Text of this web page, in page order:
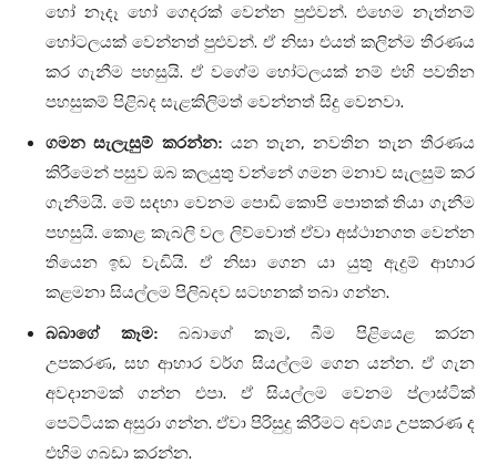
හෝ නෑදෑ හෝ ගෙදරක් වෙන්න පුළුවන්. එහෙම නැත්නම්
හෝටලයක් වෙන්නත් පුළුවන්.ඒ නිසා එයත් කලින්ම තීරණය
කර ගැනීම පහසුයි. ඒ වගේම හෝටලයක් නම් එහි පවතින
පහසුකම් පිළිබද සැළකිලිමත් වෙන්නත් සිදු වෙනවා.
ගමන සැලැසුම් කරන්න: යන තැන,නවතින තැන තීරණය
කිරීමෙන් පසුව ඔබ කලයුතු වන්නේ ගමන මනාව සැලසුම් කර
ගැනීමයි. මේ සදහා වෙනම පොඩි කොපි පොතක් තියා ගැනීම
පහසුයි.කොළ කැබලි වල ලිව්වොත් ඒවා අස්ථානගත වෙන්න
තියෙන ඉඩ වැඩියි. ඒ නිසා ගෙන යා යුතු ඇදුම් ආහාර
කළමනා සියල්ලම පිලිබදව සටහනක් තබා ගන්න.
බබාගේ කෑම: බබාගේ කෑම, බීම පිළියෙළ කරන
උපකරණ, සහ ආහාර වර්ග සියල්ලම ගෙන යන්න. ඒ ගැන
අවදානමක් ගන්න එපා. ඒ සියල්ලම වෙනම ප්ලාස්ටික්
පෙට්ටියක අසුරා ගන්න. ඒවා පිරිසුදු කිරීමට අවශ්‍ය උපකරණ ද
එහිම ගබඩා කරන්න.